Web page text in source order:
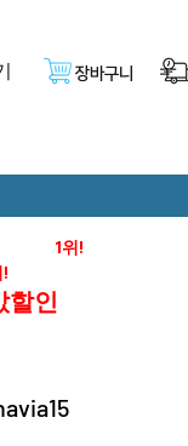
장바구니
1위!
!
할인